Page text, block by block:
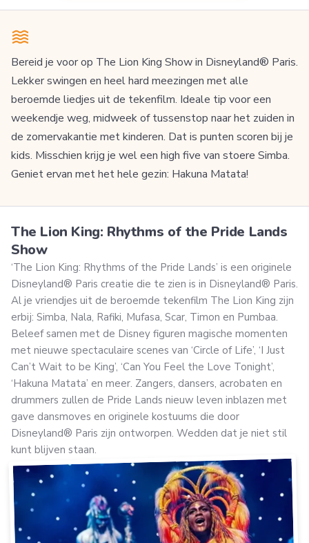
Bereid je voor op The Lion King Show in Disneyland® Paris.
Lekker swingen en heel hard meezingen met alle
beroemde liedjes uit de tekenfilm. Ideale tip voor een
weekendje weg, midweek of tussenstop naar het zuiden in
de zomervakantie met kinderen. Dat is punten scoren bij je
kids. Misschien krijg je wel een high five van stoere Simba.
Geniet ervan met het hele gezin: Hakuna Matata!
The Lion King: Rhythms of the Pride Lands
Show
‘The Lion King: Rhythms of the Pride Lands’ is een originele
Disneyland® Paris creatie die te zien is in Disneyland® Paris.
Al je vriendjes uit de beroemde tekenfilm The Lion King zijn
erbij: Simba, Nala, Rafiki, Mufasa, Scar, Timon en Pumbaa.
Beleef samen met de Disney figuren magische momenten
met nieuwe spectaculaire scenes van ‘Circle of Life’, ‘I Just
Can’t Wait to be King’, ‘Can You Feel the Love Tonight’,
‘Hakuna Matata’ en meer. Zangers, dansers, acrobaten en
drummers zullen de Pride Lands nieuw leven inblazen met
gave dansmoves en originele kostuums die door
Disneyland® Paris zijn ontworpen. Wedden dat je niet stil
kunt blijven staan.